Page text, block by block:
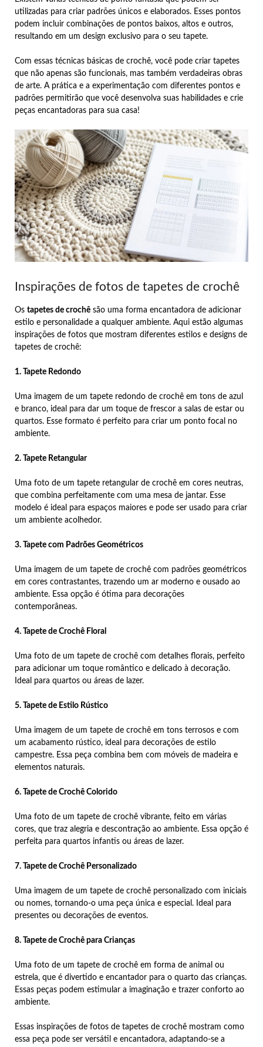
utilizadas para criar padrões únicos e elaborados. Esses pontos
podem incluir combinações de pontos baixos, altos e outros,
resultando em um design exclusivo para o seu tapete.
Com essas técnicas básicas de crochê, você pode criar tapetes
que não apenas são funcionais, mas também verdadeiras obras
de arte. A prática e a experimentação com diferentes pontos e
padrões permitirão que você desenvolva suas habilidades e crie
peças encantadoras para sua casa!
Inspirações de fotos de tapetes de crochê
Os tapetes de crochê são uma forma encantadora de adicionar
estilo e personalidade a qualquer ambiente. Aqui estão algumas
inspirações de fotos que mostram diferentes estilos e designs de
tapetes de crochê:
1. Tapete Redondo
Uma imagem de um tapete redondo de crochê em tons de azul
e branco, ideal para dar um toque de frescor a salas de estar ou
quartos. Esse formato é perfeito para criar um ponto focal no
ambiente.
2. Tapete Retangular
Uma foto de um tapete retangular de crochê em cores neutras,
que combina perfeitamente com uma mesa de jantar. Esse
modelo é ideal para espaços maiores e pode ser usado para criar
um ambiente acolhedor.
3. Tapete com Padrões Geométricos
Uma imagem de um tapete de crochê com padrões geométricos
em cores contrastantes, trazendo um ar moderno e ousado ao
ambiente. Essa opção é ótima para decorações
contemporâneas.
4. Tapete de Crochê Floral
Uma foto de um tapete de crochê com detalhes florais, perfeito
para adicionar um toque romântico e delicado à decoração.
Ideal para quartos ou áreas de lazer.
5. Tapete de Estilo Rústico
Uma imagem de um tapete de crochê em tons terrosos e com
um acabamento rústico, ideal para decorações de estilo
campestre. Essa peça combina bem com móveis de madeira e
elementos naturais.
6. Tapete de Crochê Colorido
Uma foto de um tapete de crochê vibrante, feito em várias
cores, que traz alegria e descontração ao ambiente. Essa opção é
perfeita para quartos infantis ou áreas de lazer.
7. Tapete de Crochê Personalizado
Uma imagem de um tapete de crochê personalizado com iniciais
ou nomes, tornando-o uma peça única e especial. Ideal para
presentes ou decorações de eventos.
8. Tapete de Crochê para Crianças
Uma foto de um tapete de crochê em forma de animal ou
estrela, que é divertido e encantador para o quarto das crianças.
Essas peças podem estimular a imaginação e trazer conforto ao
ambiente.
Essas inspirações de fotos de tapetes de crochê mostram como
essa peça pode ser versátil e encantadora, adaptando-se a